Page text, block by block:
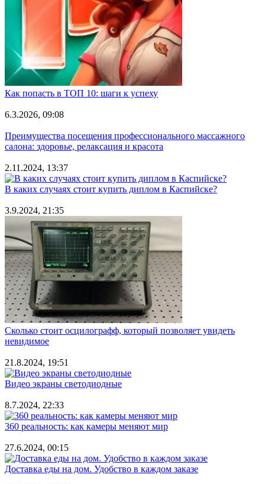
Как попасть в ТОП 10: шаги к успеху
6.3.2026, 09:08
Преимущества посещения профессионального массажного
салона: здоровье, релаксация и красота
2.11.2024, 13:37
В каких случаях стоит купить диплом в Каспийске?
3.9.2024, 21:35
Сколько стоит осцилографф, который позволяет увидеть
невидимое
21.8.2024, 19:51
Видео экраны светодиодные
8.7.2024, 22:33
360 реальность: как камеры меняют мир
27.6.2024, 00:15
Доставка еды на дом. Удобство в каждом заказе